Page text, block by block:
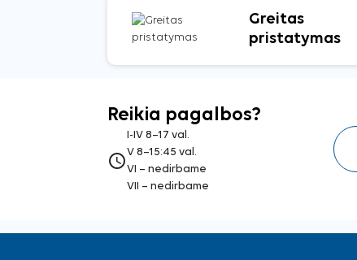
Greitas
pristatymas
Reikia pagalbos?
access_time
I-IV 8–17 val.
V 8–15:45 val.
VI – nedirbame
VII – nedirbame